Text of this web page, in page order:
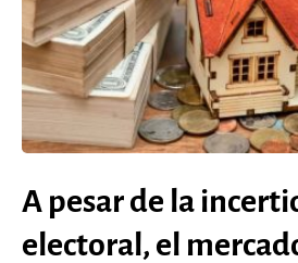
A pesar de la
electoral, el